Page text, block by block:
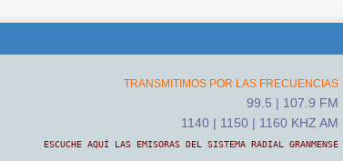
TRANSMITIMOS POR LAS FRECUENCIAS
99.5 | 107.9 FM
1140 | 1150 | 1160 KHZ AM
ESCUCHE AQUÍ LAS EMISORAS DEL SISTEMA RADIAL GRANMENSE